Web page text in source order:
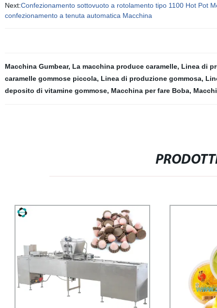
Next:Confezionamento sottovuoto a rotolamento tipo 1100 Hot Pot
confezionamento a tenuta automatica Macchina
Macchina Gumbear, La macchina produce caramelle, Linea di
caramelle gommose piccola, Linea di produzione gommosa,
deposito di vitamine gommose, Macchina per fare Boba,